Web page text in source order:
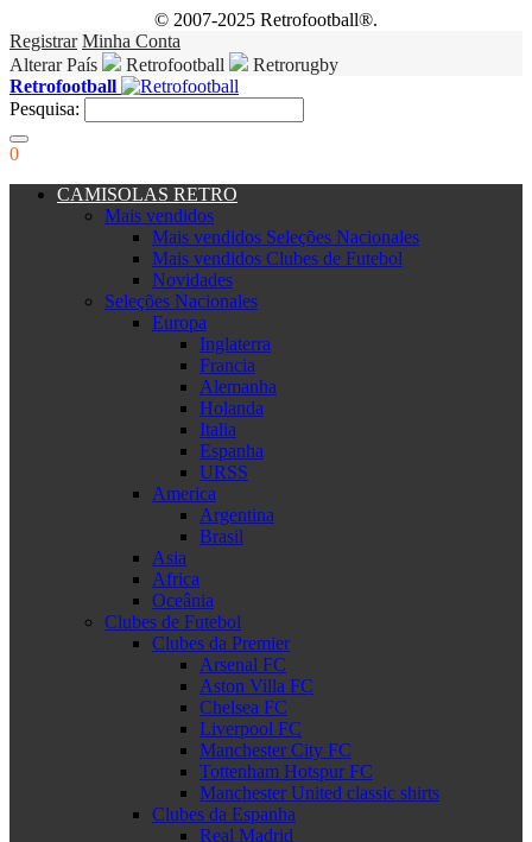
© 2007-2025 Retrofootball®.
Registrar Minha Conta
Alterar País
Retrofootball
Retrorugby
Retrofootball
Pesquisa:
0
CAMISOLAS RETRO
Mais vendidos
Mais vendidos Seleções Nacionales
Mais vendidos Clubes de Futebol
Novidades
Seleções Nacionales
Europa
Inglaterra
Francia
Alemanha
Holanda
Italia
Espanha
URSS
America
Argentina
Brasil
Asia
Africa
Oceânia
Clubes de Futebol
Clubes da Premier
Arsenal FC
Aston Villa FC
Chelsea FC
Liverpool FC
Manchester City FC
Tottenham Hotspur FC
Manchester United classic shirts
Clubes da Espanha
Real Madrid